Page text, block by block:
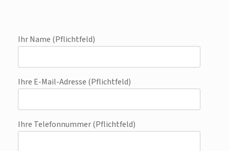
Ihr Name (Pflichtfeld)
Ihre E-Mail-Adresse (Pflichtfeld)
Ihre Telefonnummer (Pflichtfeld)